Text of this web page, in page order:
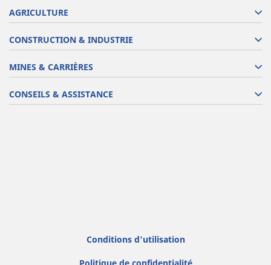
AGRICULTURE
CONSTRUCTION & INDUSTRIE
MINES & CARRIÈRES
CONSEILS & ASSISTANCE
Conditions d'utilisation